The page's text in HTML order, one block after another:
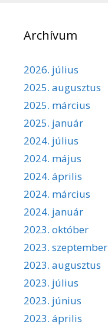
Archívum
2026. július
2025. augusztus
2025. március
2025. január
2024. július
2024. május
2024. április
2024. március
2024. január
2023. október
2023. szeptember
2023. augusztus
2023. július
2023. június
2023. április